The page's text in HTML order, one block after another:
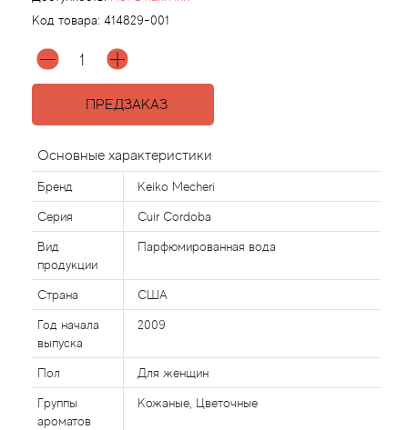
Код товара: 414829-001
ПРЕДЗАКАЗ
Основные характеристики
Бренд Keiko Mecheri
Серия Cuir Cordoba
Вид
продукции
Парфюмированная вода
Страна США
Год начала
выпуска
2009
Пол Для женщин
Группы
ароматов
Кожаные, Цветочные
Agonist
Aigner
Ajmal
Al Haramain
Al Jazeera
Alaia Paris
Alexander McQueen
Alexandre Barthet